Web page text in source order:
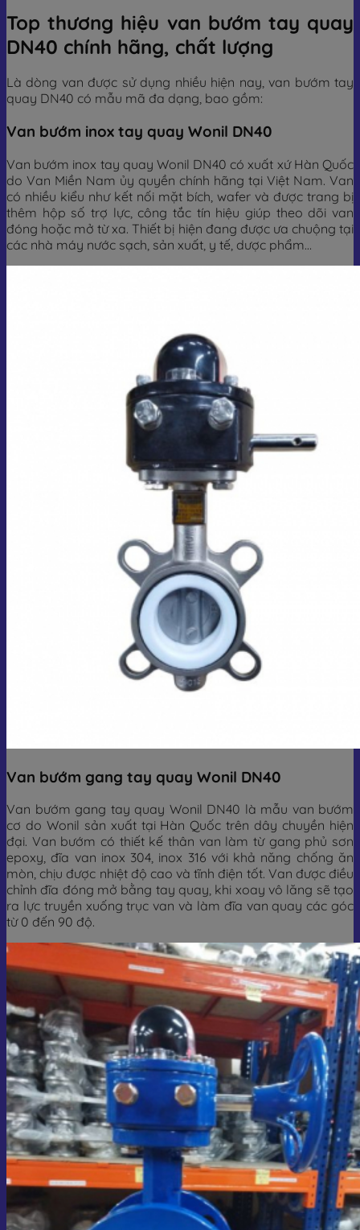
Top thương hiệu van bướm tay quay
DN40 chính hãng, chất lượng
Là dòng van được sử dụng nhiều hiện nay, van bướm tay
quay DN40 có mẫu mã đa dạng, bao gồm:
Van bướm inox tay quay Wonil DN40
Van bướm inox tay quay Wonil DN40 có xuất xứ Hàn Quốc
do Van Miền Nam ủy quyền chính hãng tại Việt Nam. Van
có nhiều kiểu như kết nối mặt bích, wafer và được trang bị
thêm hộp số trợ lực, công tắc tín hiệu giúp theo dõi van
đóng hoặc mở từ xa. Thiết bị hiện đang được ưa chuộng tại
các nhà máy nước sạch, sản xuất, y tế, dược phẩm…
Van bướm gang tay quay Wonil DN40
Van bướm gang tay quay Wonil DN40 là mẫu van bướm
cơ do Wonil sản xuất tại Hàn Quốc trên dây chuyền hiện
đại. Van bướm có thiết kế thân van làm từ gang phủ sơn
epoxy, đĩa van inox 304, inox 316 với khả năng chống ăn
mòn, chịu được nhiệt độ cao và tĩnh điện tốt. Van được điều
chỉnh đĩa đóng mở bằng tay quay, khi xoay vô lăng sẽ tạo
ra lực truyền xuống trục van và làm đĩa van quay các góc
từ 0 đến 90 độ.